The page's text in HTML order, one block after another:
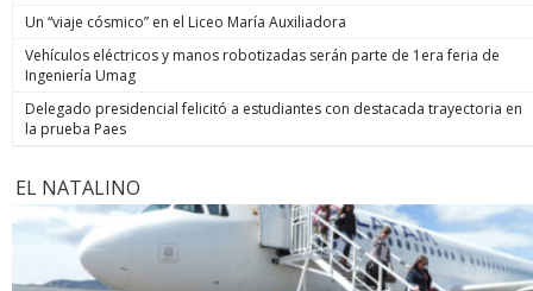
Un “viaje cósmico” en el Liceo María Auxiliadora
Vehículos eléctricos y manos robotizadas serán parte de 1era feria de
Ingeniería Umag
Delegado presidencial felicitó a estudiantes con destacada trayectoria en
la prueba Paes
EL NATALINO